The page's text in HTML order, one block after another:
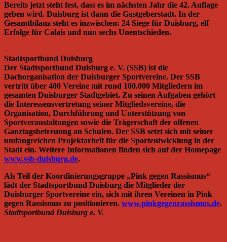
Bereits jetzt steht fest, dass es im nächsten Jahr die 42. Auflage
geben wird. Duisburg ist dann die Gastgeberstadt. In der
Gesamtbilanz steht es inzwischen: 24 Siege für Duisburg, elf
Erfolge für Calais und nun sechs Unentschieden.
Stadtsportbund Duisburg
Der Stadtsportbund Duisburg e. V. (SSB) ist die
Dachorganisation der Duisburger Sportvereine. Der SSB
vertritt über 400 Vereine mit rund 100.000 Mitgliedern im
gesamten Duisburger Stadtgebiet. Zu seinen Aufgaben gehört
die Interessensvertretung seiner Mitgliedsvereine, die
Organisation, Durchführung und Unterstützung von
Sportveranstaltungen sowie die Trägerschaft der offenen
Ganztagsbetreuung an Schulen. Der SSB setzt sich mit seiner
umfangreichen Projektarbeit für die Sportentwicklung in der
Stadt ein. Weitere Informationen finden sich auf der Homepage
www.ssb-duisburg.de.
Als Teil der Koordinierungsgruppe „Pink gegen Rassismus“
lädt der Stadtsportbund Duisburg die Mitglieder der
Duisburger Sportvereine ein, sich mit ihren Vereinen in Pink
gegen Rassismus zu positionieren. www.pinkgegenrassismus.de.
Stadtsportbund Duisburg e. V.